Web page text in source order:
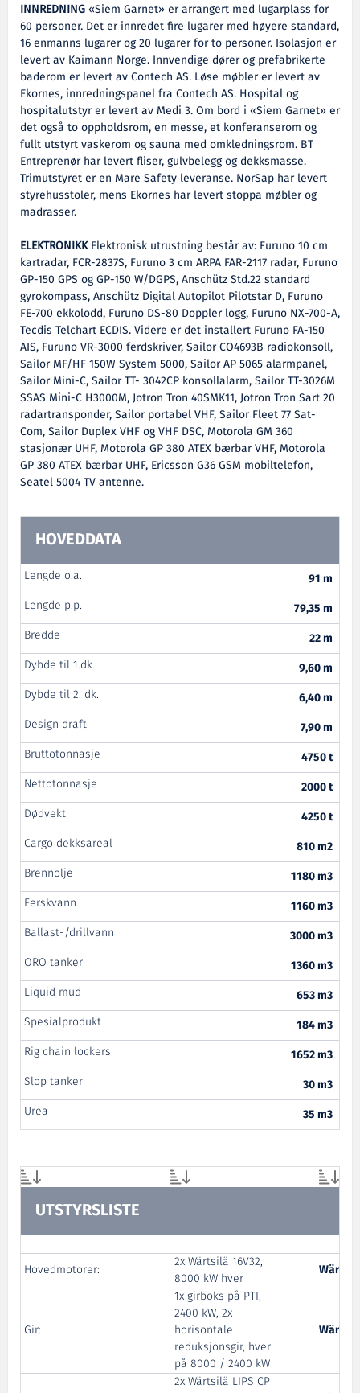
INNREDNING«Siem Garnet» er arrangert med lugarplass for
60 personer. Det er innredet fire lugarer med høyere standard,
16 enmanns lugarer og 20 lugarer for to personer. Isolasjon er
levert av Kaimann Norge. Innvendige dører og prefabrikerte
baderom er levert av Contech AS. Løse møbler er levert av
Ekornes, innredningspanel fra Contech AS. Hospital og
hospitalutstyr er levert av Medi 3. Om bord i «Siem Garnet» er
det også to oppholdsrom, en messe, et konferanserom og
fullt utstyrt vaskerom og sauna med omkledningsrom. BT
Entreprenør har levert fliser, gulvbelegg og dekksmasse.
Trimutstyret er en Mare Safety leveranse. NorSap har levert
styrehusstoler, mens Ekornes har levert stoppa møbler og
madrasser.
ELEKTRONIKKElektronisk utrustning består av: Furuno 10 cm
kartradar, FCR-2837S, Furuno 3 cm ARPA FAR-2117 radar, Furuno
GP-150 GPS og GP-150 W/DGPS, Anschütz Std.22 standard
gyrokompass, Anschütz Digital Autopilot Pilotstar D, Furuno
FE-700 ekkolodd, Furuno DS-80 Doppler logg, Furuno NX-700-A,
Tecdis Telchart ECDIS. Videre er det installert Furuno FA-150
AIS, Furuno VR-3000 ferdskriver, Sailor CO4693B radiokonsoll,
Sailor MF/HF 150W System 5000, Sailor AP 5065 alarmpanel,
Sailor Mini-C, Sailor TT- 3042CP konsollalarm, Sailor TT-3026M
SSAS Mini-C H3000M, Jotron Tron 40SMK11, Jotron Tron Sart 20
radartransponder, Sailor portabel VHF, Sailor Fleet 77 Sat-
Com, Sailor Duplex VHF og VHF DSC, Motorola GM 360
stasjonær UHF, Motorola GP 380 ATEX bærbar VHF, Motorola
GP 380 ATEX bærbar UHF, Ericsson G36 GSM mobiltelefon,
Seatel 5004 TV antenne.
HOVEDDATA
Lengde o.a.
91 m
Lengde p.p.
79,35 m
Bredde
22 m
Dybde til 1.dk.
9,60 m
Dybde til 2. dk.
6,40 m
Design draft
7,90 m
Bruttotonnasje
4750 t
Nettotonnasje
2000 t
Dødvekt
4250 t
Cargo dekksareal
810 m2
Brennolje
1180 m3
Ferskvann
1160 m3
Ballast-/drillvann
3000 m3
ORO tanker
1360 m3
Liquid mud
653 m3
Spesialprodukt
184 m3
Rig chain lockers
1652 m3
Slop tanker
30 m3
Urea
35 m3
UTSTYRSLISTE
Hovedmotorer:
2x Wärtsilä 16V32,
8000 kW hver
Gir:
1x girboks på PTI,
2400 kW, 2x
horisontale
reduksjonsgir, hver
på 8000 / 2400 kW
2x Wärtsilä LIPS CP